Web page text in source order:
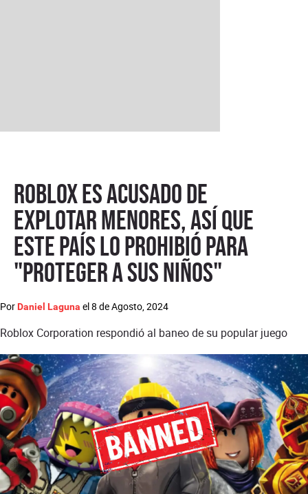
Roblox es acusado de
explotar menores, así que
este país lo prohibió para
"proteger a sus niños"
Por Daniel Laguna el8 de Agosto, 2024
Roblox Corporation respondió al baneo de su popular juego